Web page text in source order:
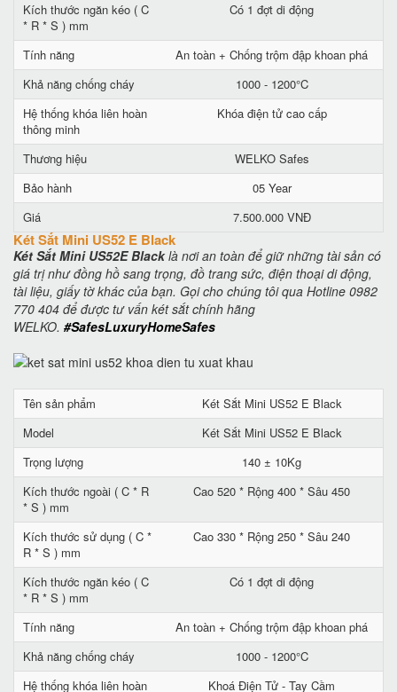
Kích thước ngăn kéo ( C
* R * S ) mm
Có 1 đợt di động
Tính năng
An toàn + Chống trộm đập khoan phá
Khả năng chống cháy
1000 - 1200°C
Hệ thống khóa liên hoàn
thông minh
Khóa điện tử cao cấp
Thương hiệu
WELKO Safes
Bảo hành
05 Year
Giá
7.500.000 VNĐ
Két Sắt Mini US52 E Black
Két Sắt Mini US52E Blacklà nơi an toàn để giữ những tài sản có
giá trị như đồng hồ sang trọng, đồ trang sức, điện thoại di động,
tài liệu, giấy tờ khác của bạn. Gọi cho chúng tôi qua Hotline 0982
770 404 để được tư vấn két sắt chính hãng
WELKO. #SafesLuxuryHomeSafes
Tên sản phẩm
Két Sắt Mini US52 E Black
Model
Két Sắt Mini US52 E Black
Trọng lượng
140 ± 10Kg
Kích thước ngoài ( C * R
* S ) mm
Cao 520 * Rộng 400 * Sâu 450
Kích thước sử dụng ( C *
R * S ) mm
Cao 330 * Rộng 250 * Sâu 240
Kích thước ngăn kéo ( C
* R * S ) mm
Có 1 đợt di động
Tính năng
An toàn + Chống trộm đập khoan phá
Khả năng chống cháy
1000 - 1200°C
Hệ thống khóa liên hoàn
Khoá Điện Tử - Tay Cầm